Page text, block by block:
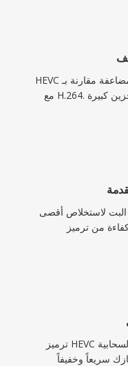
والإلكترونيات
HEVC يضغط الفيديو بكفاءة مضاعفة مقارنة بـ MP4 القياسي
لاستخلاص أقصى
ترميز HEVC يتطلب معالجة مكثفة — خوادمنا السحابية